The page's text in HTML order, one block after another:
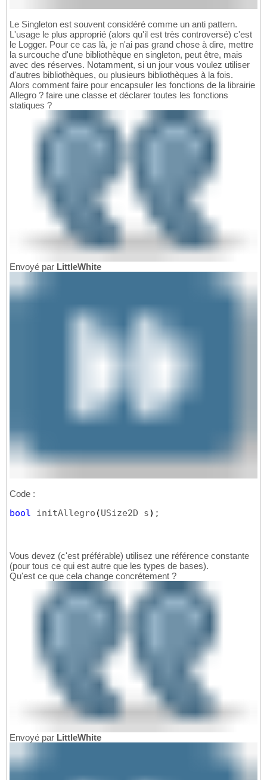
Le Singleton est souvent considéré comme un anti pattern.
L'usage le plus approprié (alors qu'il est très controversé) c'est
le Logger. Pour ce cas là, je n'ai pas grand chose à dire, mettre
la surcouche d'une bibliothèque en singleton, peut être, mais
avec des réserves. Notamment, si un jour vous voulez utiliser
d'autres bibliothèques, ou plusieurs bibliothèques à la fois.
Alors comment faire pour encapsuler les fonctions de la librairie
Allegro ? faire une classe et déclarer toutes les fonctions
statiques ?
Envoyé par LittleWhite
Code :
bool initAllegro (USize2D s) ;
Vous devez (c'est préférable) utilisez une référence constante
(pour tous ce qui est autre que les types de bases).
Qu'est ce que cela change concrétement ?
Envoyé par LittleWhite